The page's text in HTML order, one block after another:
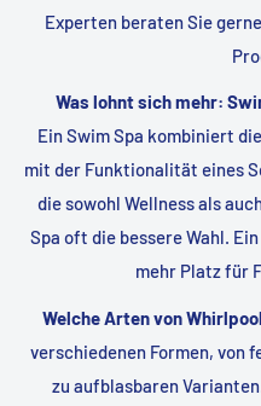
Experten beraten Sie
Was lohnt sich mehr:
Ein Swim Spa kombiniert
mit der Funktionalität eines
die sowohl Wellness als
Spa oft die bessere Wahl.
mehr Platz für
Welche Arten von
verschiedenen Formen, von
zu aufblasbaren